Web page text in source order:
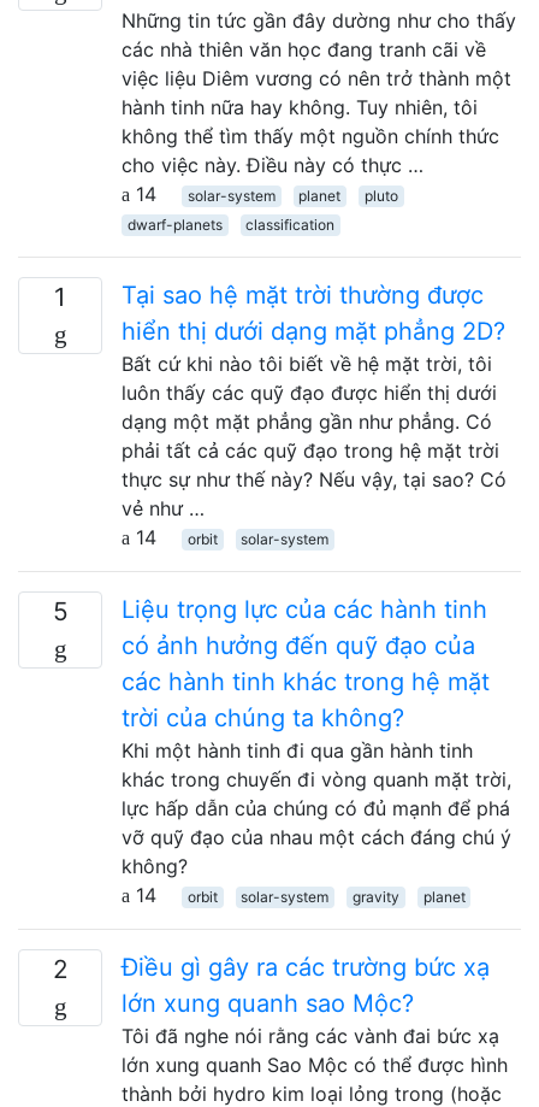
Những tin tức gần đây dường như cho thấy
các nhà thiên văn học đang tranh cãi về
việc liệu Diêm vương có nên trở thành một
hành tinh nữa hay không. Tuy nhiên, tôi
không thể tìm thấy một nguồn chính thức
cho việc này. Điều này có thực …
14
solar-system planet
pluto
dwarf-planets
classification
1
Tại sao hệ mặt trời thường được
hiển thị dưới dạng mặt phẳng 2D?
Bất cứ khi nào tôi biết về hệ mặt trời, tôi
luôn thấy các quỹ đạo được hiển thị dưới
dạng một mặt phẳng gần như phẳng. Có
phải tất cả các quỹ đạo trong hệ mặt trời
thực sự như thế này? Nếu vậy, tại sao? Có
vẻ như …
14
orbit solar-system
5
Liệu trọng lực của các hành tinh
có ảnh hưởng đến quỹ đạo của
các hành tinh khác trong hệ mặt
trời của chúng ta không?
Khi một hành tinh đi qua gần hành tinh
khác trong chuyến đi vòng quanh mặt trời,
lực hấp dẫn của chúng có đủ mạnh để phá
vỡ quỹ đạo của nhau một cách đáng chú ý
không?
14
orbit solar-system gravity planet
2
Điều gì gây ra các trường bức xạ
lớn xung quanh sao Mộc?
Tôi đã nghe nói rằng các vành đai bức xạ
lớn xung quanh Sao Mộc có thể được hình
thành bởi hydro kim loại lỏng trong (hoặc